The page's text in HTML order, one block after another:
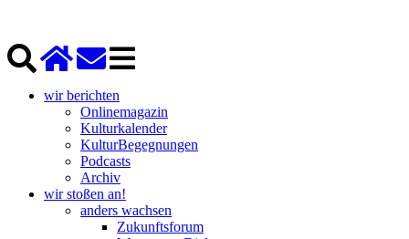
wir berichten
Onlinemagazin
Kulturkalender
KulturBegegnungen
Podcasts
Archiv
wir stoßen an!
anders wachsen
Zukunftsforum